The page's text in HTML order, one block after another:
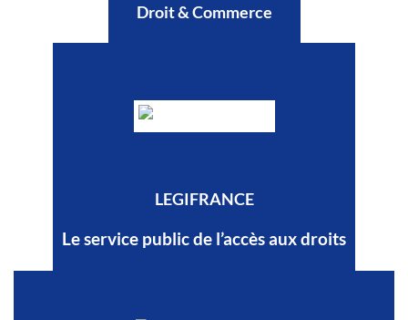
Droit & Commerce
LEGIFRANCE
Le service public de l’accès aux droits